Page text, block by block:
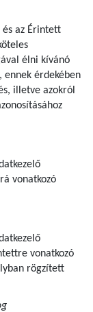
és az Érintett
élni kívánó
ennek érdekében
illetve azokról
vonatkozó
vonatkozó
rögzített